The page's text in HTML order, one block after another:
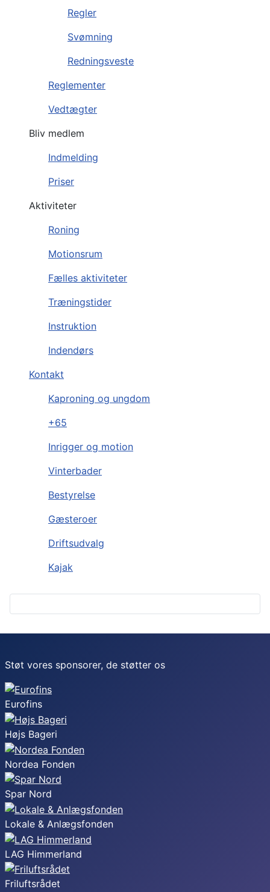
Regler
Svømning
Redningsveste
Reglementer
Vedtægter
Bliv medlem
Indmelding
Priser
Aktiviteter
Roning
Motionsrum
Fælles aktiviteter
Træningstider
Instruktion
Indendørs
Kontakt
Kaproning og ungdom
+65
Inrigger og motion
Vinterbader
Bestyrelse
Gæsteroer
Driftsudvalg
Kajak
Støt vores sponsorer, de støtter os
Eurofins
Højs Bageri
Nordea Fonden
Spar Nord
Lokale & Anlægsfonden
LAG Himmerland
Friluftsrådet